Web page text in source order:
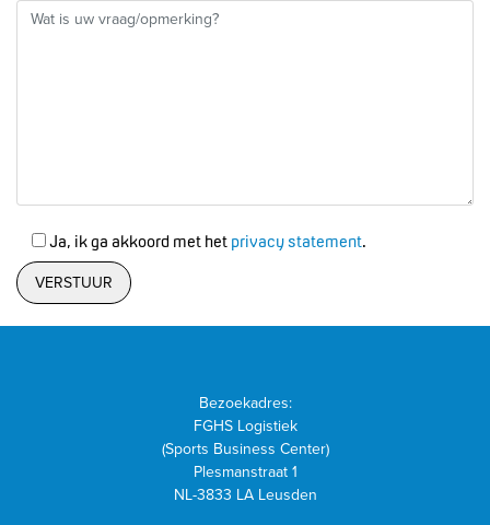
Ja, ik ga akkoord met het privacy statement.
Bezoekadres:
FGHS Logistiek
(Sports Business Center)
Plesmanstraat 1
NL-3833 LA Leusden